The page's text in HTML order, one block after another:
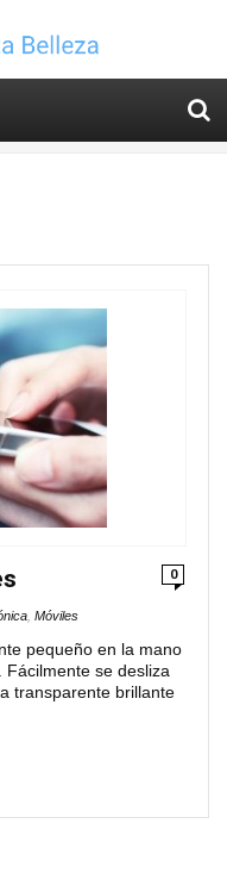
0
Móviles
pequeño en la mano
se desliza
transparente brillante